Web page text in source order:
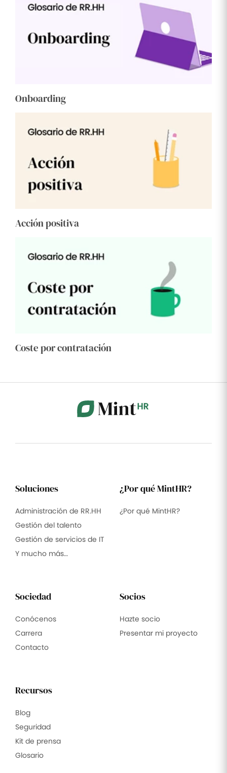
Onboarding
Acción positiva
Coste por contratación
Soluciones
Administración de RR.HH
Gestión del talento
Gestión de servicios de IT
Y mucho más…
¿Por qué MintHR?
¿Por qué MintHR?
Sociedad
Conócenos
Carrera
Contacto
Socios
Hazte socio
Presentar mi proyecto
Recursos
Blog
Seguridad
Kit de prensa
Glosario